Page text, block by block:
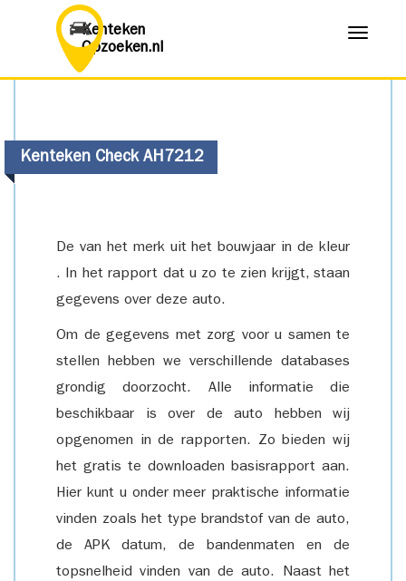
Kenteken
Opzoeken.nl
Menu
Kenteken Check AH7212
De van het merk uit het bouwjaar in de kleur
. In het rapport dat u zo te zien krijgt, staan
gegevens over deze auto.
Om de gegevens met zorg voor u samen te
stellen hebben we verschillende databases
grondig doorzocht. Alle informatie die
beschikbaar is over de auto hebben wij
opgenomen in de rapporten. Zo bieden wij
het gratis te downloaden basisrapport aan.
Hier kunt u onder meer praktische informatie
vinden zoals het type brandstof van de auto,
de APK datum, de bandenmaten en de
topsnelheid vinden van de auto. Naast het